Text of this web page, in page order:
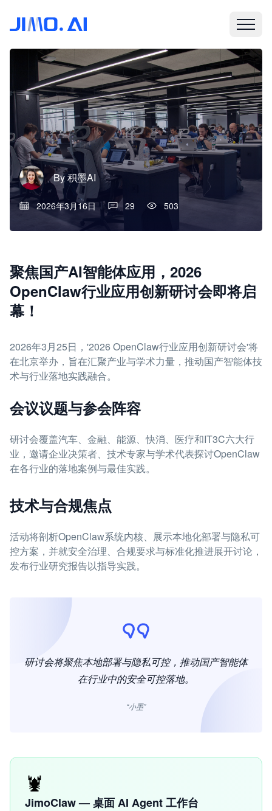
By积墨AI
2026年3月16日 29 503
聚焦国产AI智能体应用，2026
OpenClaw行业应用创新研讨会即将启
幕！
2026年3月25日，'2026 OpenClaw行业应用创新研讨会'将
在北京举办，旨在汇聚产业与学术力量，推动国产智能体技
术与行业落地实践融合。
会议议题与参会阵容
研讨会覆盖汽车、金融、能源、快消、医疗和IT3C六大行
业，邀请企业决策者、技术专家与学术代表探讨OpenClaw
在各行业的落地案例与最佳实践。
技术与合规焦点
活动将剖析OpenClaw系统内核、展示本地化部署与隐私可
控方案，并就安全治理、合规要求与标准化推进展开讨论，
发布行业研究报告以指导实践。
研讨会将聚焦本地部署与隐私可控，推动国产智能体
在行业中的安全可控落地。
“小墨”
🦞
JimoClaw — 桌面 AI Agent 工作台